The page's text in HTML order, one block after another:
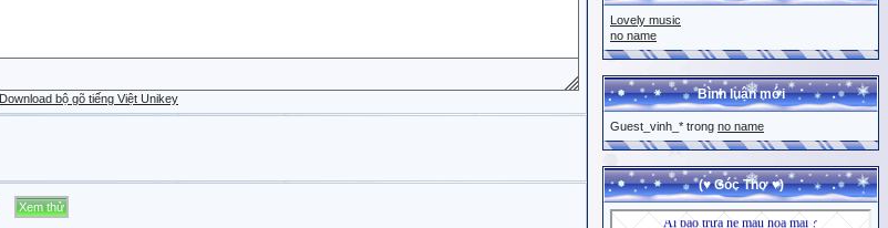
Download bộ gõ tiếng Việt Unikey
Lovely music
no name
Bình luận mới
Guest_vinh_* trong no name
(♥ Góc Thơ ♥)